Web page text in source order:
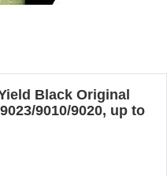
Black Original
9010/9020, up to